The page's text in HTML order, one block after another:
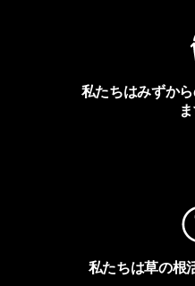
私たちはみずか
私たちは草の根